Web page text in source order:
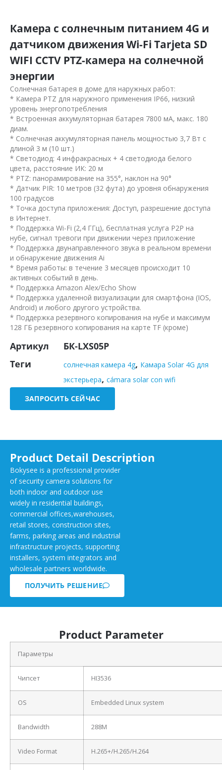
Камера с солнечным питанием 4G и
датчиком движения Wi-Fi Tarjeta SD
WIFI CCTV PTZ-камера на солнечной
энергии
Солнечная батарея в доме для наружных работ:
* Камера PTZ для наружного применения IP66, низкий
уровень энергопотребления
* Встроенная аккумуляторная батарея 7800 мА, макс. 180
диам.
* Солнечная аккумуляторная панель мощностью 3,7 Вт с
длиной 3 м (10 шт.)
* Светодиод: 4 инфракрасных + 4 светодиода белого
цвета, расстояние ИК: 20 м
* PTZ: панорамирование на 355°, наклон на 90°
* Датчик PIR: 10 метров (32 фута) до уровня обнаружения
100 градусов
* Точка доступа приложения: Доступ, разрешение доступа
в Интернет.
* Поддержка Wi-Fi (2,4 ГГц), бесплатная услуга P2P на
нубе, сигнал тревоги при движении через приложение
* Поддержка двунаправленного звука в реальном времени
и обнаружение движения Ai
* Время работы: в течение 3 месяцев происходит 10
активных событий в день.
* Поддержка Amazon Alex/Echo Show
* Поддержка удаленной визуализации для смартфона (IOS,
Android) и любого другого устройства.
* Поддержка резервного копирования на нубе и максимум
128 ГБ резервного копирования на карте TF (кроме)
Артикул
БК-LXS05P
Теги
солнечная камера 4g, Камара Solar 4G для
экстерьера, cámara solar con wifi
ЗАПРОСИТЬ СЕЙЧАС
Product Detail Description
Bokysee is a professional provider
of security camera solutions for
both indoor and outdoor use
widely in residential buildings,
commercial offices,warehouses,
retail stores, construction sites,
farms, parking areas and industrial
infrastructure projects, supporting
installers, system integrators and
wholesale partners worldwide.
ПОЛУЧИТЬ РЕШЕНИЕ
Product Parameter
Параметры
Чипсет HI3536
OS Embedded Linux system
Bandwidth 288M
Video Format H.265+/H.265/H.264